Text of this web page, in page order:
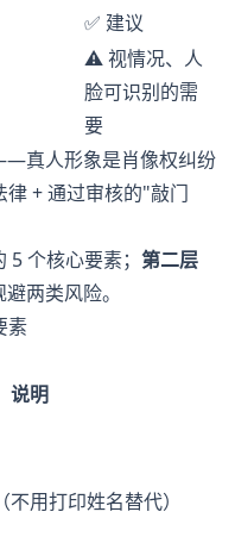
✅ 建议
⚠️ 视情况、人
脸可识别的需
要
真人形象是肖像权纠纷
+ 通过审核的"敲门
5 个核心要素； 第二层
两类风险。
素
说明
（不用打印姓名替代）